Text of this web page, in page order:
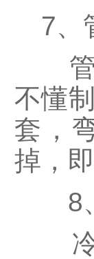
7、
管
不懂
套，
掉，
8、
冷